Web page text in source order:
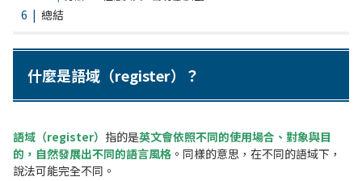
總結
什麼是語域（register）？
語域（register） 指的是英文會依照不同的使用場合、對象與目
的，自然發展出不同的語言風格 。同樣的意思，在不同的語域下，
說法可能完全不同。